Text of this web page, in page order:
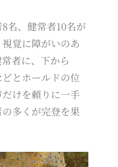
名、健常者10名が
覚に障がいのあ
者に、下から
どとホールドの位
けを頼りに一手
多くが完登を果